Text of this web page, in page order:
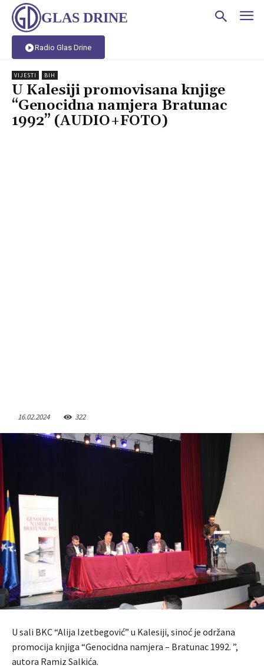
GLAS DRINE
Radio Glas Drine
VIJESTI BIH
U Kalesiji promovisana knjige
“Genocidna namjera Bratunac
1992” (AUDIO+FOTO)
16.02.2024 322
U sali BKC “Alija Izetbegović” u Kalesiji, sinoć je održana
promocija knjiga “Genocidna namjera – Bratunac 1992. ”,
autora Ramiz Salkića.